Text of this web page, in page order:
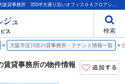
検索
住友生命新大阪北ビル 新大阪の賃貸事務所！新大阪貸事務所 350坪大通り沿いオフィスＯＡフロアシステム天井１階金融機関｜株式会社アイシティ住宅サービス
大阪市淀川区の貸事務所・テナント情報一覧
賃貸事務所の物件情報